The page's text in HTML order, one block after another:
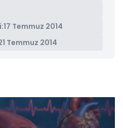
17 Temmuz 2014
Temmuz 2014